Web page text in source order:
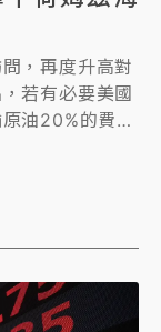
，再度升高對
若有必要美國
油20%的費
，否則將拿下